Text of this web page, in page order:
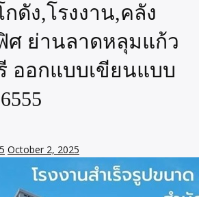
ดัง,โรงงาน,คลัง
ศ ย่านลาดหลุมแก้ว
ออกแบบเขียนแบบ
October 2, 2025